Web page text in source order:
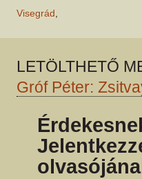
Visegrád,
LETÖLTHETŐ
Gróf Péter: